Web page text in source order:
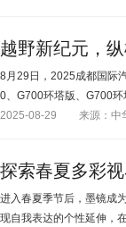
越野新纪元，
8月29日，2025成都国际
0、G700环塔版、G700
2025-08-29
来源：中
探索春夏多彩
进入春夏季节后，墨镜成
现自我表达的个性延伸，